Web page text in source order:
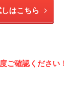
はこちら
ご確認ください！